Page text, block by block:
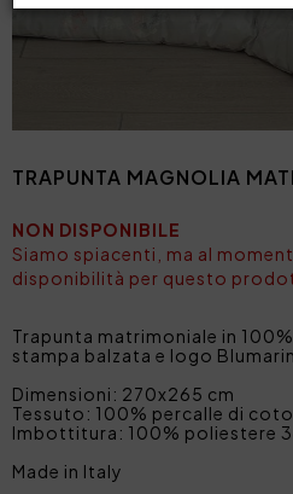
TRAPUNTA MAGNOLIA
NON DISPONIBILE
Siamo spiacenti, ma al
disponibilità per questo
Trapunta matrimoniale in
stampa balzata e logo
Dimensioni: 270x265 cm
Tessuto: 100% percalle di
Imbottitura: 100% poliestere
Made in Italy